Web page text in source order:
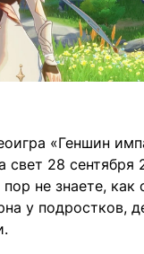
«Геншин
свет 28 сентября
не знаете, как
у подростков,